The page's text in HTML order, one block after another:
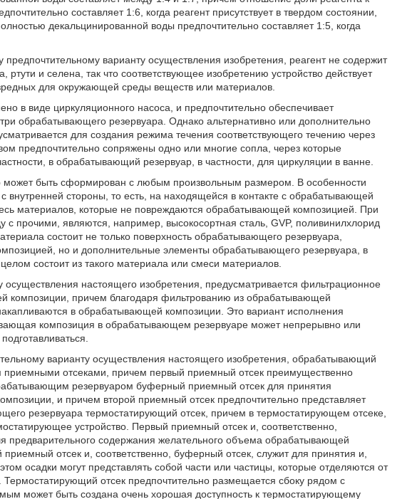
составляет 1:6, когда реагент присутствует в твердом состоянии,
декальцинированной воды предпочтительно составляет 1:5, когда
варианту осуществления изобретения, реагент не содержит
и селена, так что соответствующее изобретению устройство действует
для окружающей среды веществ или материалов.
в виде циркуляционного насоса, и предпочтительно обеспечивает
обрабатывающего резервуара. Однако альтернативно или дополнительно
для создания режима течения соответствующего течению через
предпочтительно сопряжены одно или многие сопла, через которые
в обрабатывающий резервуар, в частности, для циркуляции в ванне.
быть сформирован с любым произвольным размером. В особенности
внутренней стороны, то есть, на находящейся в контакте с обрабатывающей
материалов, которые не повреждаются обрабатывающей композицией. При
прочими, являются, например, высокосортная сталь, GVP, поливинилхлорид
состоит не только поверхность обрабатывающего резервуара,
но и дополнительные элементы обрабатывающего резервуара, в
состоит из такого материала или смеси материалов.
настоящего изобретения, предусматривается фильтрационное
композиции, причем благодаря фильтрованию из обрабатывающей
в обрабатывающей композиции. Это вариант исполнения
композиция в обрабатывающем резервуаре может непрерывно или
варианту осуществления настоящего изобретения, обрабатывающий
отсеками, причем первый приемный отсек преимущественно
резервуаром буферный приемный отсек для принятия
и причем второй приемный отсек предпочтительно представляет
резервуара термостатирующий отсек, причем в термостатирующем отсеке,
устройство. Первый приемный отсек и, соответственно,
предварительного содержания желательного объема обрабатывающей
отсек и, соответственно, буферный отсек, служит для принятия и,
осадки могут представлять собой части или частицы, которые отделяются от
отсек предпочтительно размещается сбоку рядом с
может быть создана очень хорошая доступность к термостатирующему